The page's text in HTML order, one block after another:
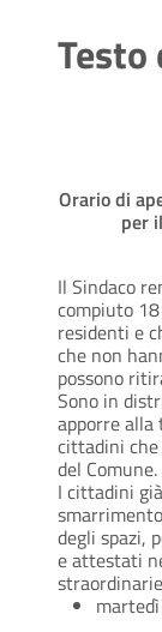
Orario di
per
Il Sindaco
compiuto
residenti e
che non
possono
Sono in
apporre alla
cittadini
del Comune.
I cittadini
degli spazi,
e attestati